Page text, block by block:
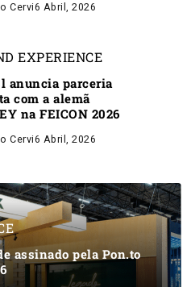
Cervi6 Abril, 2026
EXPERIENCE
anuncia parceria
com a alemã
na FEICON 2026
Cervi6 Abril, 2026
assinado pela Pon.to